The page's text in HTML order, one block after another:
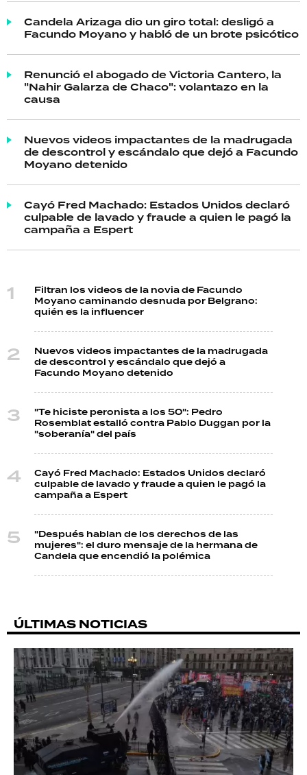
Candela Arizaga dio un giro total: desligó a
Facundo Moyano y habló de un brote psicótico
Renunció el abogado de Victoria Cantero, la
"Nahir Galarza de Chaco": volantazo en la
causa
Nuevos videos impactantes de la madrugada
de descontrol y escándalo que dejó a Facundo
Moyano detenido
Cayó Fred Machado: Estados Unidos declaró
culpable de lavado y fraude a quien le pagó la
campaña a Espert
Filtran los videos de la novia de Facundo
Moyano caminando desnuda por Belgrano:
quién es la influencer
Nuevos videos impactantes de la madrugada
de descontrol y escándalo que dejó a
Facundo Moyano detenido
"Te hiciste peronista a los 50": Pedro
Rosemblat estalló contra Pablo Duggan por la
"soberanía" del país
Cayó Fred Machado: Estados Unidos declaró
culpable de lavado y fraude a quien le pagó la
campaña a Espert
"Después hablan de los derechos de las
mujeres": el duro mensaje de la hermana de
Candela que encendió la polémica
ÚLTIMAS NOTICIAS